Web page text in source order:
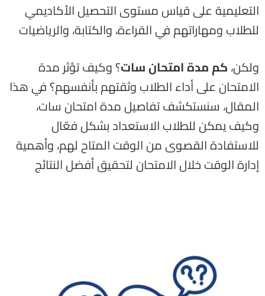
التعليمية على قياس مستوى التحصيل الأكاديمي
للطلاب ومهاراتهم في القراءة، والكتابة، والرياضيات
ولكن، كم مدة امتحان سات؟ وكيف تؤثر مدة
الامتحان على أداء الطلاب وثقتهم بأنفسهم؟ في هذا
المقال، سنستكشف تفاصيل مدة امتحان سات،
وكيف يمكن للطلاب الاستعداد بشكل فعّال
للاستفادة القصوى من الوقت المتاح لهم، وأهمية
إدارة الوقت خلال الامتحان لتحقيق أفضل النتائج